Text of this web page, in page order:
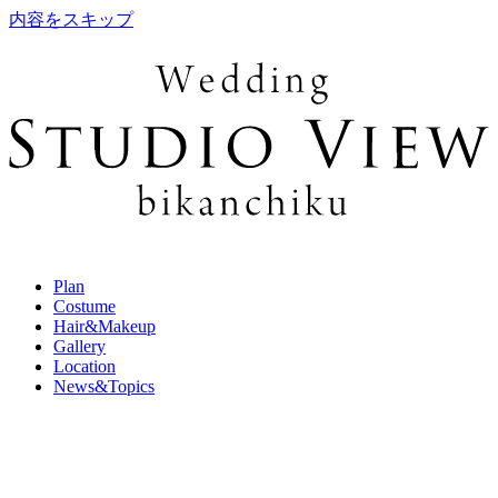
内容をスキップ
Plan
Costume
Hair&Makeup
Gallery
Location
News&Topics